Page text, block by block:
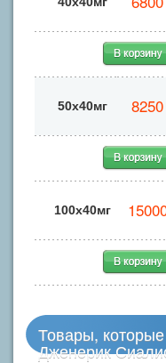
50x40мг
100x40мг
Товары,
Дженерик